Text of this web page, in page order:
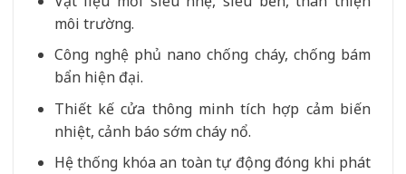
môi trường.
Công nghệ phủ nano chống cháy, chống bám
bẩn hiện đại.
Thiết kế cửa thông minh tích hợp cảm biến
nhiệt, cảnh báo sớm cháy nổ.
Hệ thống khóa an toàn tự động đóng khi phát